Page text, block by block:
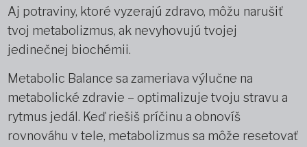
Aj potraviny, ktoré vyzerajú zdravo, môžu narušiť
tvoj metabolizmus, ak nevyhovujú tvojej
jedinečnej biochémii.
Metabolic Balance sa zameriava výlučne na
metabolické zdravie – optimalizuje tvoju stravu a
rytmus jedál. Keď riešiš príčinu a obnovíš
rovnováhu v tele, metabolizmus sa môže resetovať